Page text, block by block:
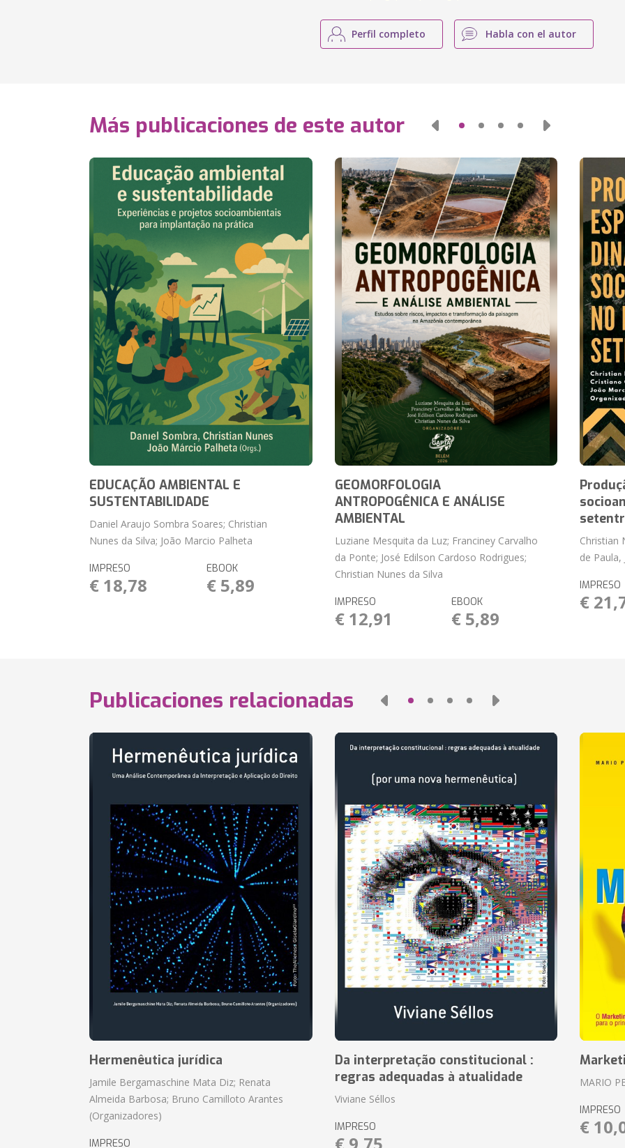
Perfil completo Habla con el autor
Más publicaciones de este autor
EDUCAÇÃO AMBIENTAL E
SUSTENTABILIDADE
Daniel Araujo Sombra Soares; Christian
Nunes da Silva; João Marcio Palheta
IMPRESO
€ 18,78
EBOOK
€ 5,89
GEOMORFOLOGIA
ANTROPOGÊNICA E ANÁLISE
AMBIENTAL
Luziane Mesquita da Luz; Franciney Carvalho
da Ponte; José Edilson Cardoso Rodrigues;
Christian Nunes da Silva
IMPRESO
€ 12,91
EBOOK
€ 5,89
Christian
de
IMPRESO
€
Publicaciones relacionadas
Hermenêutica jurídica
Jamile Bergamaschine Mata Diz; Renata
Almeida Barbosa; Bruno Camilloto Arantes
(Organizadores)
IMPRESO
Da interpretação constitucional :
regras adequadas à atualidade
Viviane Séllos
IMPRESO
MARIO
IMPRESO
€